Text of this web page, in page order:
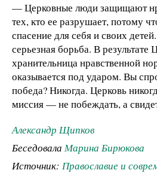
— Церковные люди защищают
тех, кто ее разрушает, потому
спасение для себя и своих
серьезная борьба. В результате
хранительница нравственной
оказывается под ударом. Вы
победа? Никогда. Церковь
миссия — не побеждать, а
Александр Щипков
Беседовала Марина Бирюкова
Источник: Православие и